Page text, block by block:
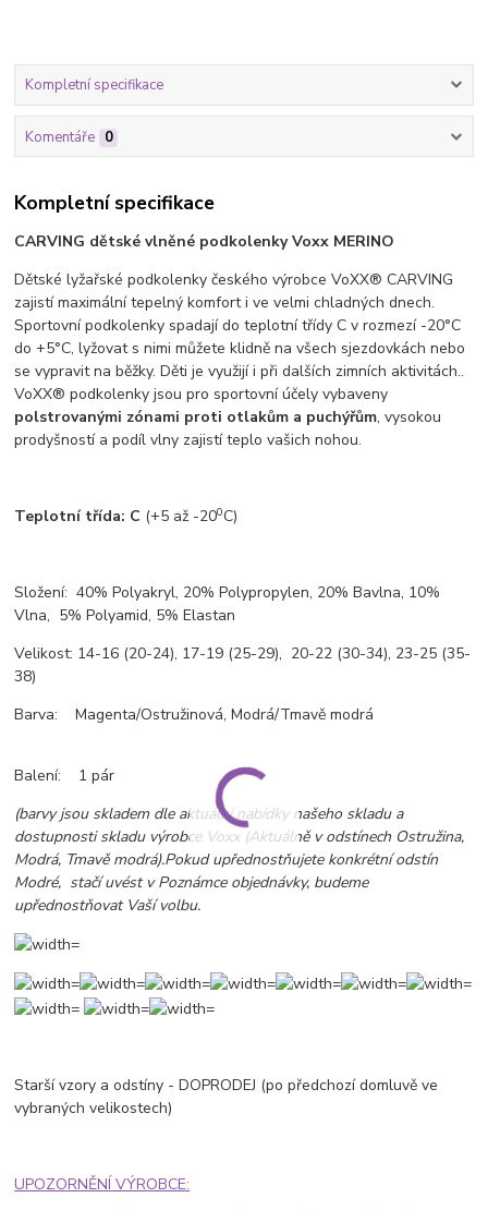
Kompletní specifikace
Komentáře 0
Kompletní specifikace
CARVING dětské vlněné podkolenky Voxx MERINO
Dětské lyžařské podkolenky českého výrobce VoXX® CARVING
zajistí maximální tepelný komfort i ve velmi chladných dnech.
Sportovní podkolenky spadají do teplotní třídy C v rozmezí -20°C
do +5°C, lyžovat s nimi můžete klidně na všech sjezdovkách nebo
se vypravit na běžky. Děti je využijí i při dalších zimních aktivitách..
VoXX® podkolenky jsou pro sportovní účely vybaveny
polstrovanými zónami proti otlakům a puchýřům, vysokou
prodyšností a podíl vlny zajistí teplo vašich nohou.
Teplotní třída: C (+5 až -200C)
Složení: 40% Polyakryl, 20% Polypropylen, 20% Bavlna, 10%
Vlna, 5% Polyamid, 5% Elastan
Velikost: 14-16 (20-24), 17-19 (25-29), 20-22 (30-34), 23-25 (35-
38)
Barva: Magenta/Ostružinová, Modrá/Tmavě modrá
Balení: 1 pár
(barvy jsou skladem dle aktuální nabídky našeho skladu a
dostupnosti skladu výrobce Voxx (Aktuálně v odstínech Ostružina,
Modrá, Tmavě modrá).Pokud upřednostňujete konkrétní odstín
Modré, stačí uvést v Poznámce objednávky, budeme
upřednostňovat Vaší volbu.
Starší vzory a odstíny - DOPRODEJ (po předchozí domluvě ve
vybraných velikostech)
UPOZORNĚNÍ VÝROBCE: